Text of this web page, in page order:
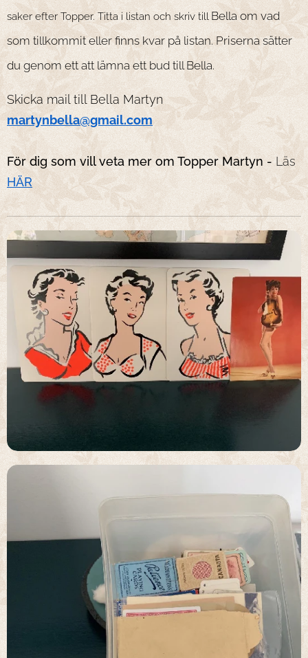
saker efter Topper. Titta i listan och skriv till Bella om vad
som tillkommit eller finns kvar på listan. Priserna sätter
du genom ett att lämna ett bud till Bella.
Skicka mail till Bella Martyn
martynbella@gmail.com
För dig som vill veta mer om Topper Martyn - Läs
HÄR